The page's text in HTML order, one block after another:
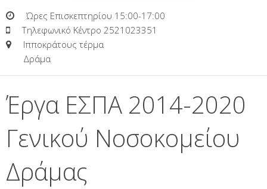
Ώρες Επισκεπτηρίου 15:00-17:00
Τηλεφωνικό Κέντρο 2521023351
Ιπποκράτους τέρμα
Δράμα
Έργα ΕΣΠΑ 2014-2020
Γενικού Νοσοκομείου
Δράμας